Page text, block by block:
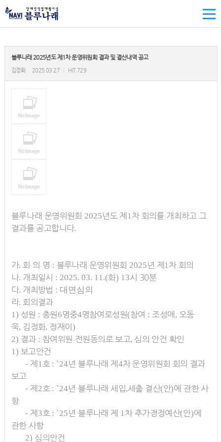
블루나래 2025년도 제1차 운영위원회 결과 및 결산내역 공고
김정화 2025.03.27 HIT 729
블루나래 운영위원회2025년도 제 1차 회의를 개최하고 그
결과를 공고합니다.
가.회 의 명 : 블루나래 운영위원회2025년 제 1차 회의
나. 개최일시 : 2025. 03. 11.(화) 13시 30분
다. 개최방법 : 대면심의
라.회의결과
1) 성원 :총원6명중4명참여로성원(참여 :조성애 , 오동
욱, 김정화, 정재이 )
2) 결과 : 참여위원 전원동의로 보고, 심의 안건 확인
1) 보고안건
- 제 1호 : `24년 블루나래 제 4차 운영위원회 회의 결과
보고
- 제 2호 : `24년 블루나래 세입,세출 결산(안)에 관한 사
항
- 제 3호 : `25년 블루나래 제 1차 추가경정예산(안)에
관한 사항
2) 심의안건